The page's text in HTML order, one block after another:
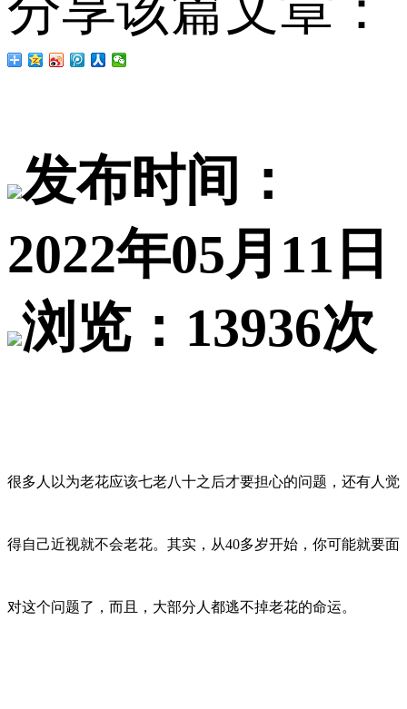
发布时间：
2022年05月11日
浏览：13936次
很多人以为老花应该七老八十之后才要担心的问题，还有人觉
得自己近视就不会老花。其实，从40多岁开始，你可能就要面
对这个问题了，而且，大部分人都逃不掉老花的命运。